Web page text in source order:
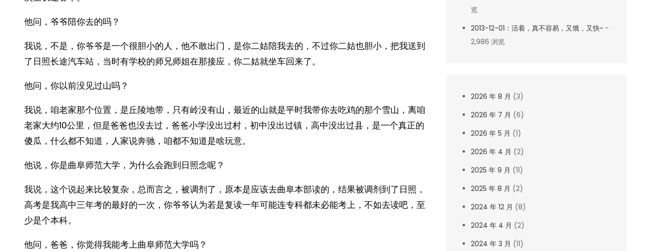
他问，爷爷陪你去的吗？
我说，不是，你爷爷是一个很胆小的人，他不敢出门，是你二姑陪我去的，不过你二姑也胆小，把我送到
了日照长途汽车站，当时有学校的师兄师姐在那接应，你二姑就坐车回来了。
他问，你以前没见过山吗？
我说，咱老家那个位置，是丘陵地带，只有岭没有山，最近的山就是平时我带你去吃鸡的那个雪山，离咱
老家大约10公里，但是爸爸也没去过，爸爸小学没出过村，初中没出过镇，高中没出过县，是一个真正的
傻瓜，什么都不知道，人家说奔驰，咱都不知道是啥玩意。
他说，你是曲阜师范大学，为什么会跑到日照念呢？
我说，这个说起来比较复杂，总而言之，被调剂了，原本是应该去曲阜本部读的，结果被调剂到了日照，
高考是我高中三年考的最好的一次，你爷爷认为若是复读一年可能连专科都未必能考上，不如去读吧，至
少是个本科。
他问，爸爸，你觉得我能考上曲阜师范大学吗？
览
2013-12-01：活着，真不容易，又饿，又快~-
2,986 浏览
2026 年 8 月 (3)
2026 年 7 月 (6)
2026 年 5 月 (1)
2026 年 4 月 (2)
2025 年 9 月 (11)
2025 年 8 月 (2)
2024 年 12 月 (8)
2024 年 4 月 (2)
2024 年 3 月 (11)